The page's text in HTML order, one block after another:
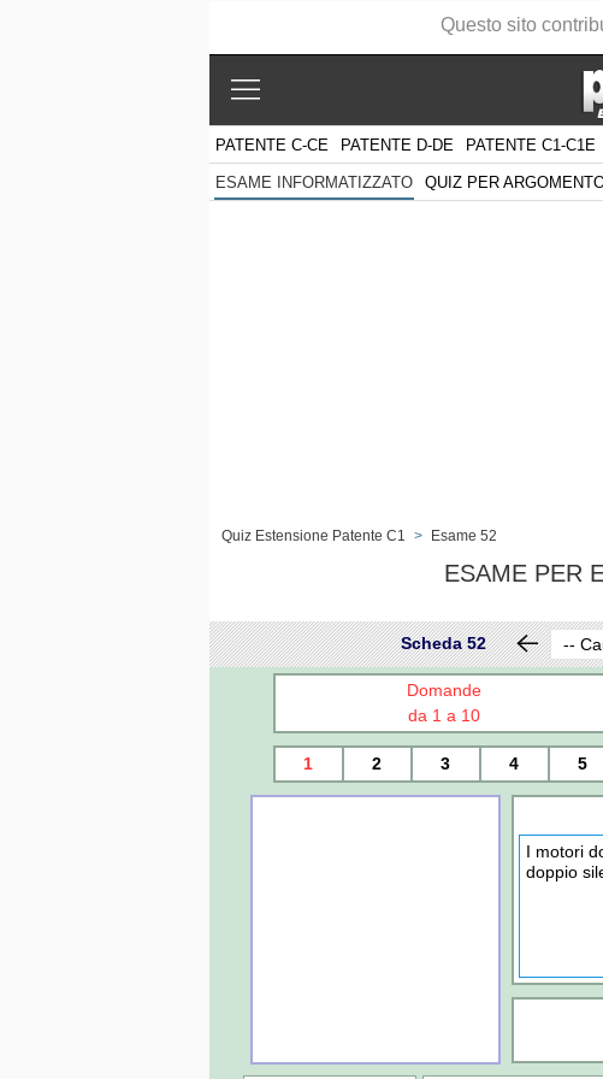
PATENTE C-CE PATENTE D-DE PATENTE C1-C1E
ESAME INFORMATIZZATO QUIZ PER
Quiz Estensione Patente C1 > Esame 52
ESAME PER
Scheda 52
Domande
da 1 a 10
1 2 3 4 5
I motori
doppio
Questo sito